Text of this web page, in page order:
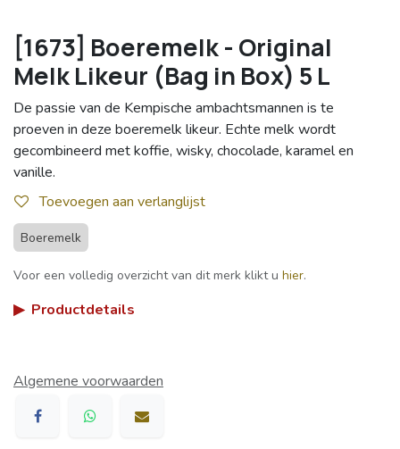
[1673] Boeremelk - Original
Melk Likeur (Bag in Box) 5 L
De passie van de Kempische ambachtsmannen is te
proeven in deze boeremelk likeur. Echte melk wordt
gecombineerd met koffie, wisky, chocolade, karamel en
vanille.
Toevoegen aan verlanglijst
Boeremelk
Voor een volledig overzicht van dit merk klikt u hier.
▶ Productdetails
Algemene voorwaarden